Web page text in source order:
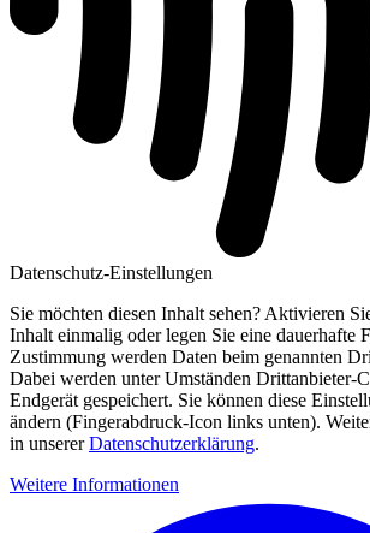
Datenschutz-Einstellungen
Sie möchten diesen Inhalt sehen? Aktivieren
Inhalt einmalig oder legen Sie eine dauerhafte
Zustimmung werden Daten beim genannten
Dabei werden unter Umständen Drittanbieter-
Endgerät gespeichert. Sie können diese
ändern (Fingerabdruck-Icon links unten).
in unsererDatenschutzerklärung.
Weitere Informationen